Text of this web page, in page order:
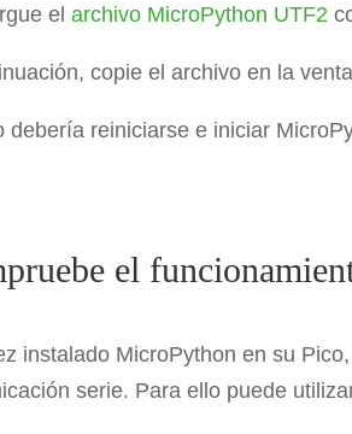
elarchivo MicroPython UTF2
copie el archivo en la
debería reiniciarse e iniciar
el
instalado MicroPython en su
serie. Para ello puede